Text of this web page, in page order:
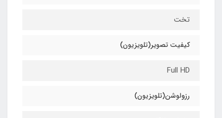
تخت
کیفیت تصویر(تلویزیون)
Full HD
رزولوشن(تلویزیون)